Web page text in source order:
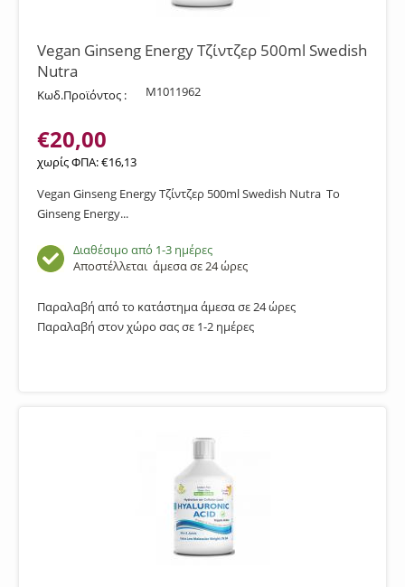
Vegan Ginseng Energy Τζίντζερ 500ml Swedish
Nutra
Κωδ.Προϊόντος : M1011962
€20,00
χωρίς ΦΠΑ:€16,13
Vegan Ginseng Energy Τζίντζερ 500ml Swedish Nutra To
Ginseng Energy...
Διαθέσιμο από 1-3 ημέρες
Αποστέλλεται άμεσα σε 24 ώρες
Παραλαβή από το κατάστημα άμεσα σε 24 ώρες
Παραλαβή στον χώρο σας σε 1-2 ημέρες